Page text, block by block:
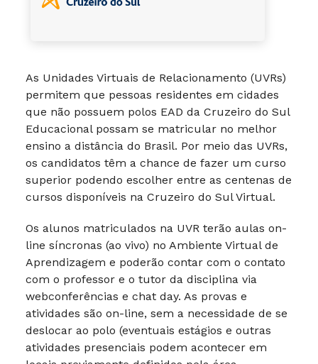
As Unidades Virtuais de Relacionamento (UVRs)
permitem que pessoas residentes em cidades
que não possuem polos EAD da Cruzeiro do Sul
Educacional possam se matricular no melhor
ensino a distância do Brasil. Por meio das UVRs,
os candidatos têm a chance de fazer um curso
superior podendo escolher entre as centenas de
cursos disponíveis na Cruzeiro do Sul Virtual.
Os alunos matriculados na UVR terão aulas on-
line síncronas (ao vivo) no Ambiente Virtual de
Aprendizagem e poderão contar com o contato
com o professor e o tutor da disciplina via
webconferências e chat day. As provas e
atividades são on-line, sem a necessidade de se
deslocar ao polo (eventuais estágios e outras
atividades presenciais podem acontecer em